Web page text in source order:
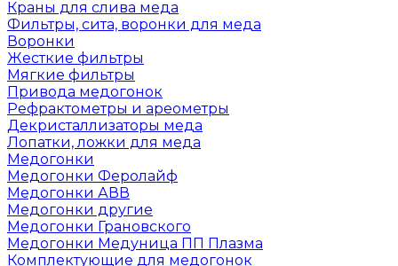
Краны для слива меда
Фильтры, сита, воронки для меда
Воронки
Жесткие фильтры
Мягкие фильтры
Привода медогонок
Рефрактометры и ареометры
Декристаллизаторы меда
Лопатки, ложки для меда
Медогонки
Медогонки Феролайф
Медогонки АВВ
Медогонки другие
Медогонки Грановского
Медогонки Медуница ПП Плазма
Комплектующие для медогонок